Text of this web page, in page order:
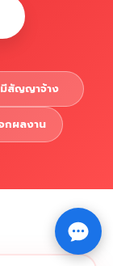
นิพนธ์ รับทำ⇧
มีสัญญาจ้าง
กผลงาน